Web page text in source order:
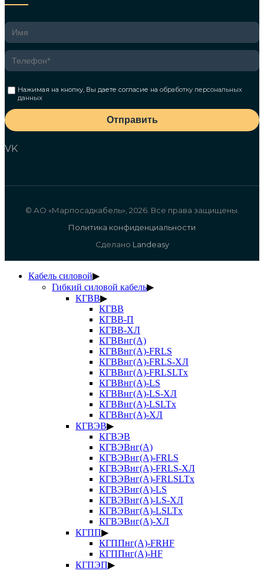
Нажимая на кнопку, Вы даете согласие наобработку персональных
данных
Отправить
VK
© АО «Марпосадкабель», 2026. Все права защищены.
Политика конфиденциальности
Сделано Landeasy
Кабель силовой▶
Гибкий силовой кабель▶
КГВВ▶
КГВВ
КГВВ-П
КГВВ-ХЛ
КГВВнг(А)
КГВВнг(А)-FRLS
КГВВнг(А)-FRLS-ХЛ
КГВВнг(А)-FRLSLTx
КГВВнг(А)-LS
КГВВнг(А)-LS-ХЛ
КГВВнг(А)-LSLTx
КГВВнг(А)-ХЛ
КГВЭВ▶
КГВЭВ
КГВЭВнг(А)
КГВЭВнг(А)-FRLS
КГВЭВнг(А)-FRLS-ХЛ
КГВЭВнг(А)-FRLSLTx
КГВЭВнг(А)-LS
КГВЭВнг(А)-LS-ХЛ
КГВЭВнг(А)-LSLTx
КГВЭВнг(А)-ХЛ
КГПП▶
КГППнг(А)-FRHF
КГППнг(А)-HF
КГПЭП▶